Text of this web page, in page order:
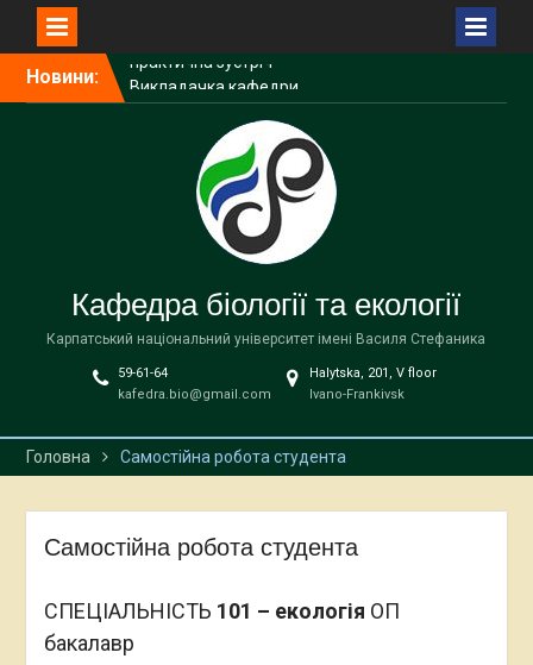
Новини:
Викладачка кафедри
біології та екології
виступила спікеркою
програми SheLeads
У Карпатському
національному
університеті завершилася
дводенна науково-
присвячена
природоохоронним
територіям
У Карпатському
національному
Стефаника відбудеться
міжнародна науково-
Кафедра біології та екології
Карпатський національний університет імені Василя Стефаника
59-61-64
kafedra.bio@gmail.com
Halytska, 201, V floor
Ivano-Frankivsk
Головна Самостійна робота студента
Самостійна робота студента
СПЕЦІАЛЬНІСТЬ 101 – екологія ОП
бакалавр